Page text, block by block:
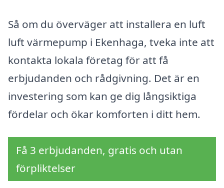
Så om du överväger att installera en luft
luft värmepump i Ekenhaga, tveka inte att
kontakta lokala företag för att få
erbjudanden och rådgivning. Det är en
investering som kan ge dig långsiktiga
fördelar och ökar komforten i ditt hem.
Få 3 erbjudanden, gratis och utan
förpliktelser